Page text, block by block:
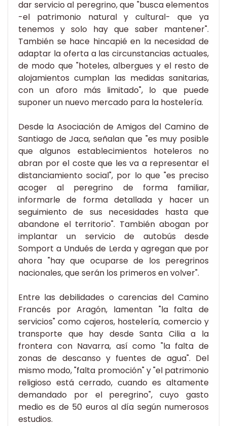
dar servicio al peregrino, que "busca elementos
-el patrimonio natural y cultural- que ya
tenemos y solo hay que saber mantener".
También se hace hincapié en la necesidad de
adaptar la oferta a las circunstancias actuales,
de modo que "hoteles, albergues y el resto de
alojamientos cumplan las medidas sanitarias,
con un aforo más limitado", lo que puede
suponer un nuevo mercado para la hostelería.
Desde la Asociación de Amigos del Camino de
Santiago de Jaca, señalan que "es muy posible
que algunos establecimientos hoteleros no
abran por el coste que les va a representar el
distanciamiento social", por lo que "es preciso
acoger al peregrino de forma familiar,
informarle de forma detallada y hacer un
seguimiento de sus necesidades hasta que
abandone el territorio". También abogan por
implantar un servicio de autobús desde
Somport a Undués de Lerda y agregan que por
ahora "hay que ocuparse de los peregrinos
nacionales, que serán los primeros en volver".
Entre las debilidades o carencias del Camino
Francés por Aragón, lamentan "la falta de
servicios" como cajeros, hostelería, comercio y
transporte que hay desde Santa Cilia a la
frontera con Navarra, así como "la falta de
zonas de descanso y fuentes de agua". Del
mismo modo, "falta promoción" y "el patrimonio
religioso está cerrado, cuando es altamente
demandado por el peregrino", cuyo gasto
medio es de 50 euros al día según numerosos
estudios.